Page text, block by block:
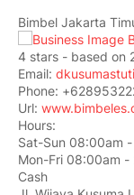
Bimbel Jakarta
4 stars - based on
Email:
Phone:
Url:
Hours:
Sat-Sun 08:00am
Mon-Fri 08:00am -
Cash